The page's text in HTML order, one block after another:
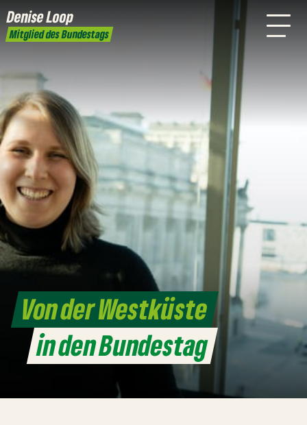
Denise Loop
Mitglied des Bundestags
Kontakt
mich
Von der Westküste
in den Bundestag